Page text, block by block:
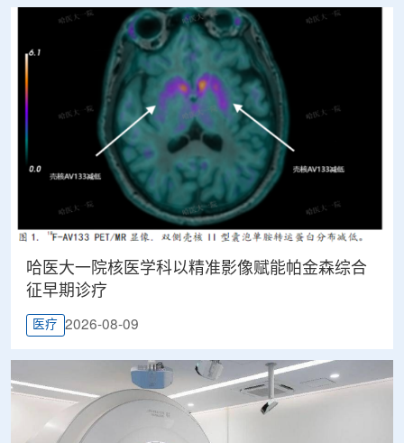
哈医大一院核医学科以精准影像赋能帕金森综合
征早期诊疗
医疗 2026-08-09